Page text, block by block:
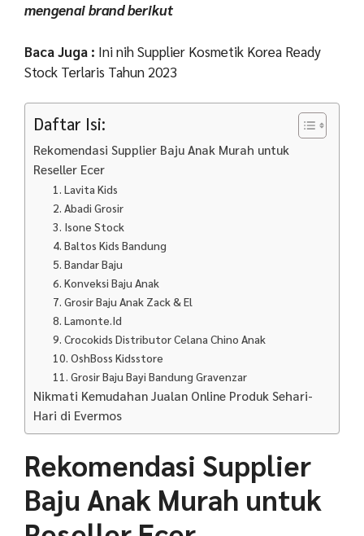
mengenai brandberikut
Baca Juga : Ini nih Supplier Kosmetik Korea Ready
Stock Terlaris Tahun 2023
Daftar Isi:
Rekomendasi Supplier Baju Anak Murah untuk
Reseller Ecer
1. Lavita Kids
2. Abadi Grosir
3. Isone Stock
4. Baltos Kids Bandung
5. Bandar Baju
6. Konveksi Baju Anak
7. Grosir Baju Anak Zack & El
8. Lamonte.Id
9. Crocokids Distributor Celana Chino Anak
10. OshBoss Kidsstore
11. Grosir Baju Bayi Bandung Gravenzar
Nikmati Kemudahan Jualan Online Produk Sehari-
Hari di Evermos
Rekomendasi Supplier
Baju Anak Murah untuk